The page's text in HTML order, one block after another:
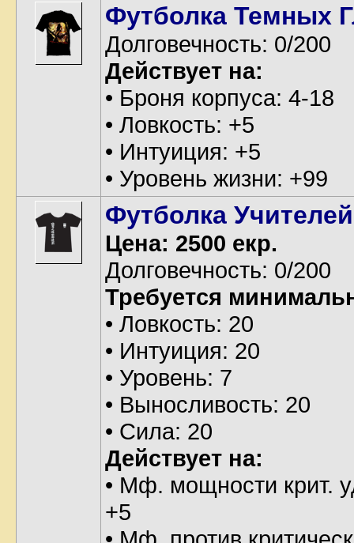
Футболка Темных
Долговечность: 0/200
Действует на:
• Броня корпуса: 4-18
• Ловкость: +5
• Интуиция: +5
• Уровень жизни: +99
Футболка Учителей
Цена: 2500 екр.
Долговечность: 0/200
Требуется
• Ловкость: 20
• Интуиция: 20
• Уровень: 7
• Выносливость: 20
• Сила: 20
Действует на:
• Мф. мощности крит.
+5